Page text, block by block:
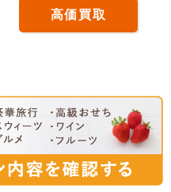
高価買取